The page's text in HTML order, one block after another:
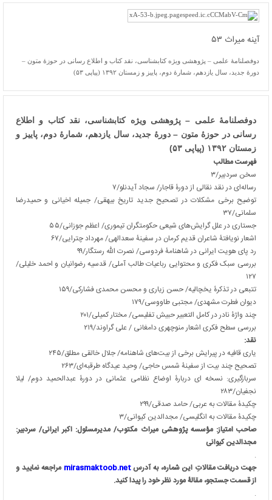
آینه میراث ۵۳
دوفصلنامۀ علمی – پژوهشی ویژه کتابشناسی، نقد کتاب و اطلاع رسانی در حوزۀ متون –
دورۀ جدید، سال یازدهم، شمارۀ دوم، پاییز و زمستان ۱۳۹۲ (پیاپی ۵۳)
دوفصلنامۀ علمی – پژوهشی ویژه کتابشناسی، نقد کتاب و اطلاع
رسانی در حوزۀ متون – دورۀ جدید، سال یازدهم، شمارۀ دوم، پاییز و
زمستان ۱۳۹۲ (پیاپی ۵۳)
فهرست مطالب
سخن سردبیر/۳
رساله‌ای در نقد نقالی از دورۀ قاجار/ سجاد آیدنلو/۷
توضیح برخی مشکلات در تصحیح جدید تاریخ بیهقی/ جمیله اخیانی و حمیدرضا
سلمانی/۳۷
جستاری در علل گرایش‌های شیعی حکومتگران تیموری/ اعظم جوزانی/۵۵
اشعار نویافتۀ شاعران قدیم کرمان در سفینۀ سعدالهی/ مهرداد چترایی/۶۷
رد پای هویت ایرانی در شاهنامۀ فردوسی/ نصرت الله رستگار/۹۹
بررسی سبک فکری و محتوایی رباعیات طالب آملی/ قدسیه رضوانیان و احمد خلیلی/
۱۲۷
تتبعی در تذکرۀ یخچالیه/ حسن زیاری و محسن محمدی فشارکی/۱۵۹
دیوان فطرت مشهدی/ مجتبی طاووسی/۱۷۹
چند واژۀ نادر در کامل التعبیر حبیش تفلیسی/ مختار کمیلی/۲۰۱
بررسی سطح فکری اشعار منوچهری دامغانی / علی گراوند/۲۱۹
نقد:
یاری قافیه در پیرایش برخی از بیت‌های شاهنامه/ جلال خالقی مطلق/۲۴۵
تصحیح چند بیت از سفینۀ شمس حاجی/ وحید عیدگاه طرقبه‌ای/۲۶۳
سربازگیری: نسخه ای دربارۀ اوضاع نظامی عثمانی در دورۀ عبدالحمید دوم/ لیلا
نجفیان/۲۸۳
چکیدۀ مقالات به عربی/ حامد صدقی/۲۹۹
چکیدۀ مقالات به انگلیسی/ مجدالدین کیوانی/۳
صاحب امتیاز: مؤسسه پژوهشی میراث مکتوب/ مدیرمسئول: اکبر ایرانی/ سردبیر:
مجدالدین کیوانی
.
جهت دریافت مقالاتِ این شماره، به آدرسmirasmaktoob.net مراجعه نمایید و
از قسمت جستجو، مقالۀ مورد نظر خود را پیدا کنید.
.